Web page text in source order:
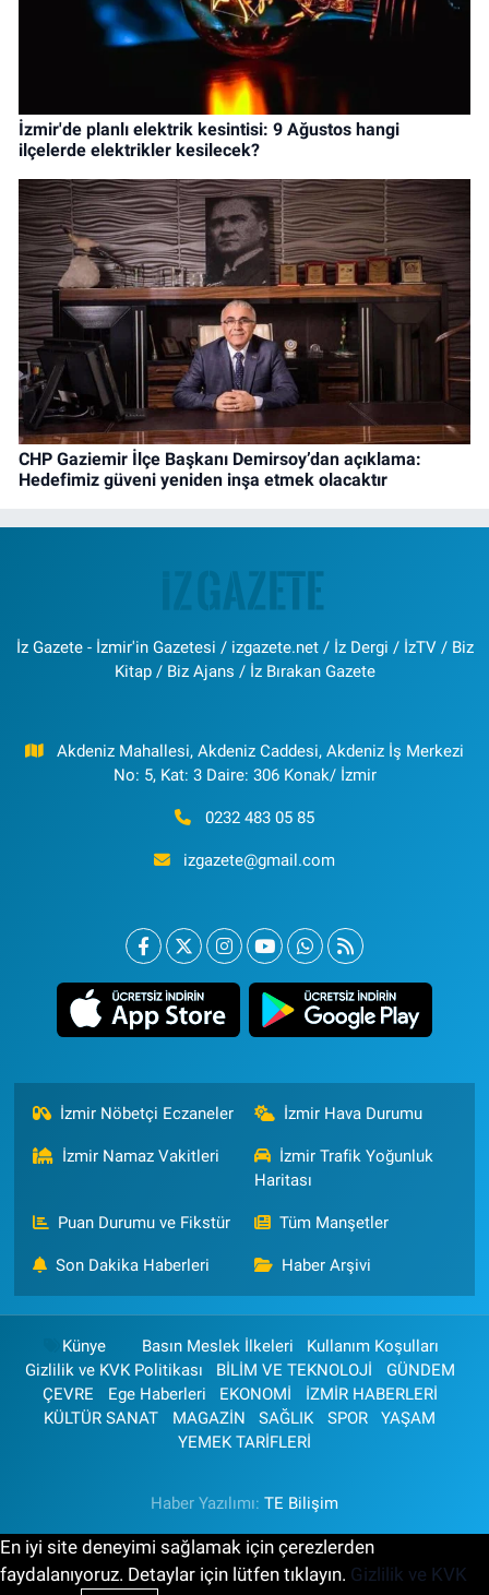
İzmir'de planlı elektrik kesintisi: 9 Ağustos hangi
ilçelerde elektrikler kesilecek?
CHP Gaziemir İlçe Başkanı Demirsoy’dan açıklama:
Hedefimiz güveni yeniden inşa etmek olacaktır
İz Gazete - İzmir'in Gazetesi / izgazete.net / İz Dergi / İzTV / Biz
Kitap / Biz Ajans / İz Bırakan Gazete
Akdeniz Mahallesi, Akdeniz Caddesi, Akdeniz İş Merkezi
No: 5, Kat: 3 Daire: 306 Konak/ İzmir
0232 483 05 85
izgazete@gmail.com
İzmir Nöbetçi Eczaneler İzmir Hava Durumu
İzmir Namaz Vakitleri
İzmir Trafik Yoğunluk
Haritası
Puan Durumu ve Fikstür Tüm Manşetler
Son Dakika Haberleri Haber Arşivi
Künye Basın Meslek İlkeleri
Kullanım Koşulları
Gizlilik ve KVK Politikası
BİLİM VE TEKNOLOJİ
GÜNDEM
ÇEVRE
Ege Haberleri EKONOMİ
İZMİR HABERLERİ
KÜLTÜR SANAT
MAGAZİN SAĞLIK SPOR
YAŞAM
YEMEK TARİFLERİ
Haber Yazılımı: TE Bilişim
En iyi site deneyimi sağlamak için çerezlerden
faydalanıyoruz. Detaylar için lütfen tıklayın. Gizlilik ve KVK